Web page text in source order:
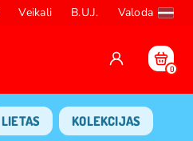
Veikali B.U.J. Valoda
0
LIETAS KOLEKCIJAS